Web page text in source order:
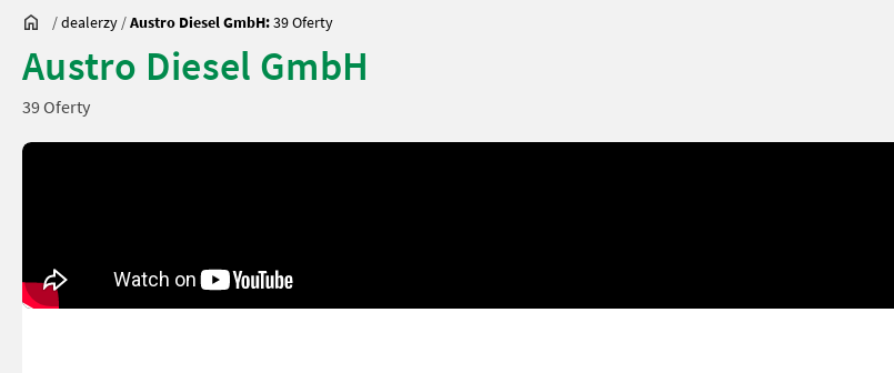
/dealerzy /Austro Diesel GmbH:39 Oferty
Austro Diesel GmbH
39 Oferty